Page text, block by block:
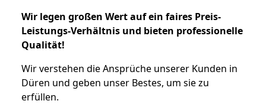
Wir legen großen Wert auf ein faires Preis-
Leistungs-Verhältnis und bieten professionelle
Qualität!
Wir verstehen die Ansprüche unserer Kunden in
Düren und geben unser Bestes, um sie zu
erfüllen.